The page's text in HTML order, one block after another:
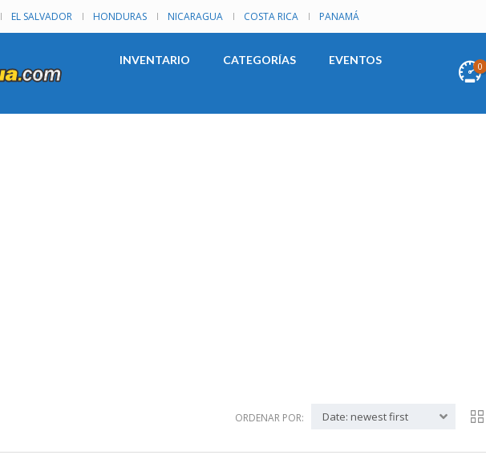
EL SALVADOR HONDURAS NICARAGUA COSTA RICA PANAMÁ
0
INVENTARIO CATEGORÍAS EVENTOS
ORDENAR POR: Date: newest first